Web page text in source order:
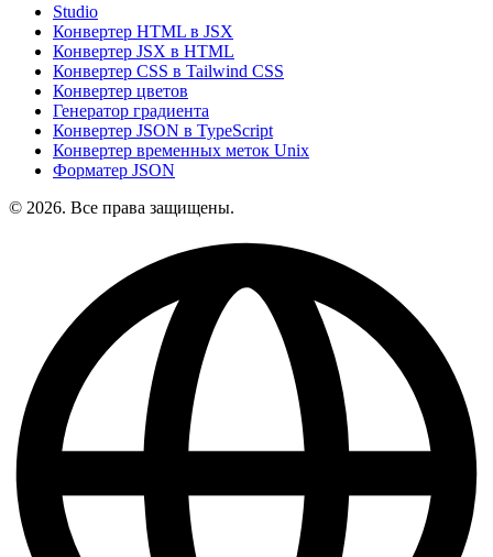
Studio
Конвертер HTML в JSX
Конвертер JSX в HTML
Конвертер CSS в Tailwind CSS
Конвертер цветов
Генератор градиента
Конвертер JSON в TypeScript
Конвертер временных меток Unix
Форматер JSON
© 2026. Все права защищены.